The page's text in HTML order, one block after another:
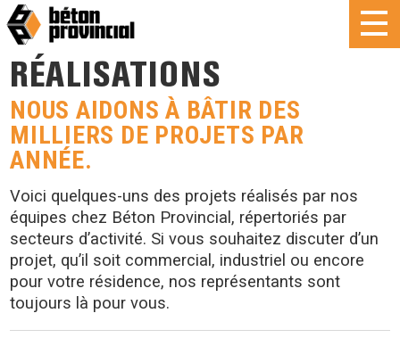
RÉALISATIONS
NOUS AIDONS À BÂTIR DES
MILLIERS DE PROJETS PAR
ANNÉE.
Voici quelques-uns des projets réalisés par nos
équipes chez Béton Provincial, répertoriés par
secteurs d’activité. Si vous souhaitez discuter d’un
projet, qu’il soit commercial, industriel ou encore
pour votre résidence, nos représentants sont
toujours là pour vous.